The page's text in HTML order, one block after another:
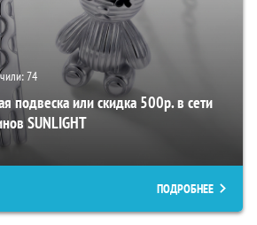
74
подвеска или скидка 500р. в сети
SUNLIGHT
ПОДРОБНЕЕ